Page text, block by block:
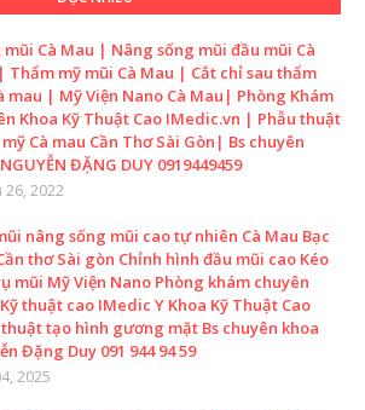
mũi Cà Mau | Nâng sống mũi đầu mũi Cà
Thẩm mỹ mũi Cà Mau | Cắt chỉ sau thẩm
mau | Mỹ Viện Nano Cà Mau| Phòng Khám
Khoa Kỹ Thuật Cao IMedic.vn | Phẫu thuật
Cà mau Cần Thơ Sài Gòn| Bs chuyên
ĐẶNG DUY 0919449459
26, 2022
nâng sống mũi cao tự nhiên Cà Mau Bạc
thơ Sài gòn Chỉnh hình đầu mũi cao Kéo
mũi Mỹ Viện Nano Phòng khám chuyên
thuật cao IMedic Y Khoa Kỹ Thuật Cao
thuật tạo hình gương mặt Bs chuyên khoa
Đặng Duy 091 944 94 59
2025